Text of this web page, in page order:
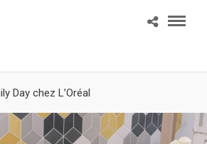
Day chez L’Oréal